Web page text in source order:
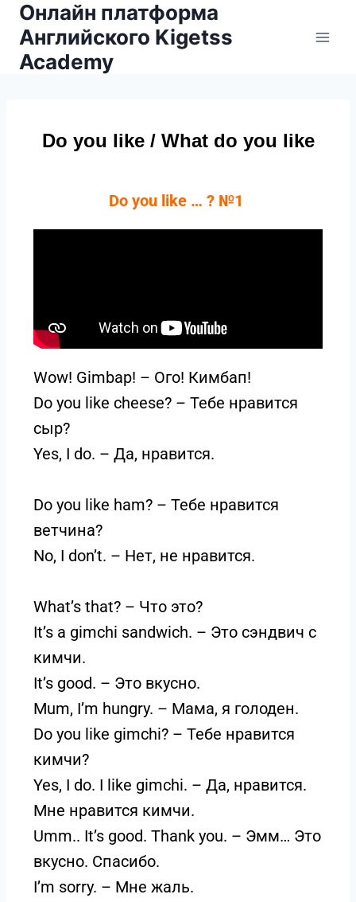
Онлайн платформа
Английского Kigetss
Academy
Do you like / What do you like
Do you like … ? №1
Wow! Gimbap! – Ого! Кимбап!
Do you like cheese? – Тебе нравится
сыр?
Yes, I do. – Да, нравится.
Do you like ham? – Тебе нравится
ветчина?
No, I don’t. – Нет, не нравится.
What’s that? – Что это?
It’s a gimchi sandwich. – Это сэндвич с
кимчи.
It’s good. – Это вкусно.
Mum, I’m hungry. – Мама, я голоден.
Do you like gimchi? – Тебе нравится
кимчи?
Yes, I do. I like gimchi. – Да, нравится.
Мне нравится кимчи.
Umm.. It’s good. Thank you. – Эмм… Это
вкусно. Спасибо.
I’m sorry. – Мне жаль.